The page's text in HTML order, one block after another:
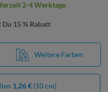
15 % Rabatt
2-4 Werktage
Weitere Farben
1,26 € (10 cm)